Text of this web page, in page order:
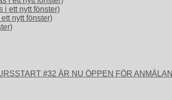
i ett nytt fönster)
nytt fönster)
#32 ÄR NU ÖPPEN FÖR ANMÄLAN